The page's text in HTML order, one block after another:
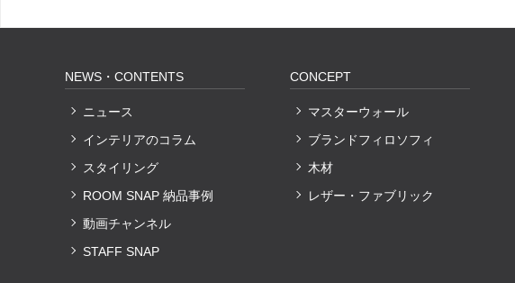
NEWS・CONTENTS
ニュース
インテリアのコラム
スタイリング
ROOM SNAP 納品事例
動画チャンネル
STAFF SNAP
CONCEPT
マスターウォール
ブランドフィロソフィ
木材
レザー・ファブリック